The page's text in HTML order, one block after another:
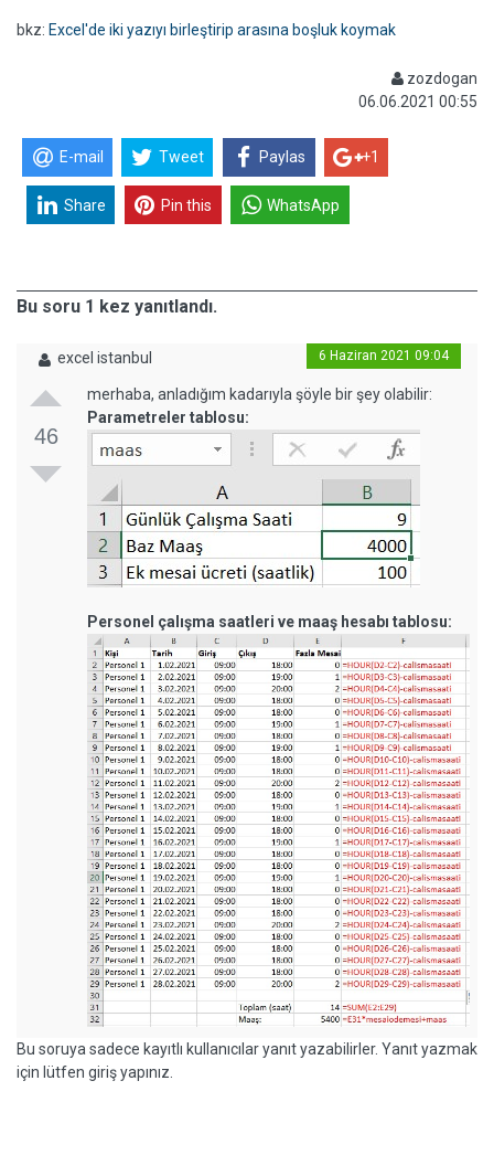
bkz: Excel'de iki yazıyı birleştirip arasına boşluk koymak
zozdogan
06.06.2021 00:55
E-mail Tweet Paylas +1
Share Pin this WhatsApp
Bu soru 1 kez yanıtlandı.
excel istanbul 6 Haziran 2021 09:04
46
merhaba, anladığım kadarıyla şöyle bir şey olabilir:
Parametreler tablosu:
Personel çalışma saatleri ve maaş hesabı tablosu:
Bu soruya sadece kayıtlı kullanıcılar yanıt yazabilirler. Yanıt yazmak
için lütfen giriş yapınız.